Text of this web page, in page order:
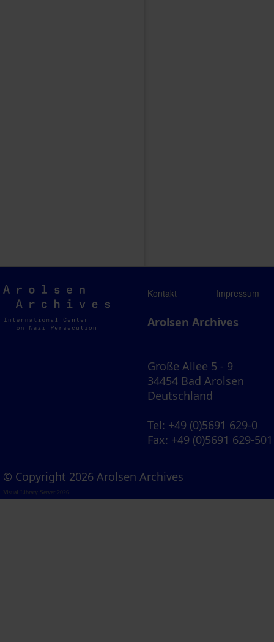
Arolsen
Archives
Kontakt Impressum
Arolsen Archives
Große Allee 5 - 9
34454 Bad Arolsen
Deutschland
Tel: +49 (0)5691 629-0
Fax: +49 (0)5691 629-501
© Copyright 2026 Arolsen Archives
Visual Library Server 2026